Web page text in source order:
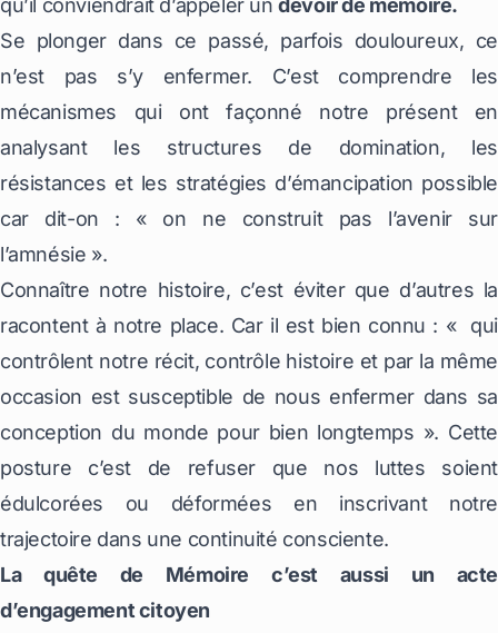
qu’il conviendrait d’appeler undevoir de mémoire.
Se plonger dans ce passé, parfois douloureux, ce
n’est pas s’y enfermer. C’est comprendre les
mécanismes qui ont façonné notre présent en
analysant les structures de domination, les
résistances et les stratégies d’émancipation possible
car dit-on : « on ne construit pas l’avenir sur
l’amnésie ».
Connaître notre histoire, c’est éviter que d’autres la
racontent à notre place. Car il est bien connu : « qui
contrôlent notre récit, contrôle histoire et par la même
occasion est susceptible de nous enfermer dans sa
conception du monde pour bien longtemps ». Cette
posture c’est de refuser que nos luttes soient
édulcorées ou déformées en inscrivant notre
trajectoire dans une continuité consciente.
La quête de Mémoire c’est aussi un acte
d’engagement citoyen